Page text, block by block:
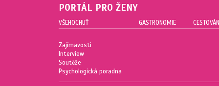
PORTÁL PRO ŽENY
VŠEHOCHUŤ
Zajímavosti
Interview
Soutěže
Psychologická poradna
GASTRONOMIE